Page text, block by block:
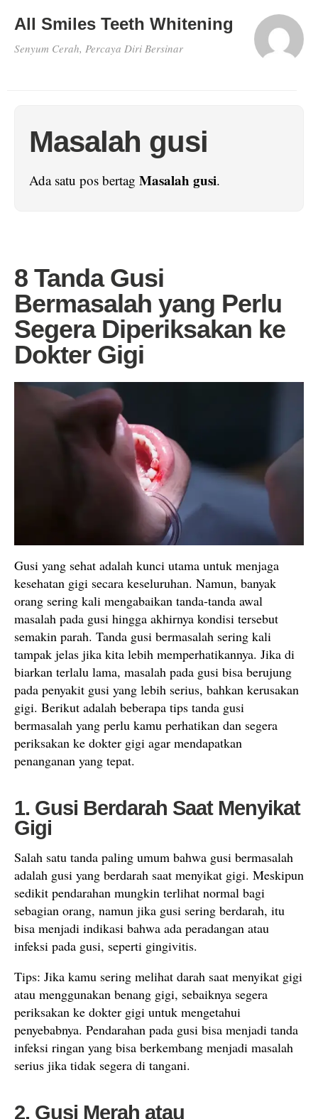
All Smiles Teeth Whitening
Senyum Cerah, Percaya Diri Bersinar
Masalah gusi
Ada satu pos bertag Masalah gusi.
8 Tanda Gusi
Bermasalah yang Perlu
Segera Diperiksakan ke
Dokter Gigi
Gusi yang sehat adalah kunci utama untuk menjaga
kesehatan gigi secara keseluruhan. Namun, banyak
orang sering kali mengabaikan tanda-tanda awal
masalah pada gusi hingga akhirnya kondisi tersebut
semakin parah. Tanda gusi bermasalah sering kali
tampak jelas jika kita lebih memperhatikannya. Jika di
biarkan terlalu lama, masalah pada gusi bisa berujung
pada penyakit gusi yang lebih serius, bahkan kerusakan
gigi. Berikut adalah beberapa tips tanda gusi
bermasalah yang perlu kamu perhatikan dan segera
periksakan ke dokter gigi agar mendapatkan
penanganan yang tepat.
1. Gusi Berdarah Saat Menyikat
Gigi
Salah satu tanda paling umum bahwa gusi bermasalah
adalah gusi yang berdarah saat menyikat gigi. Meskipun
sedikit pendarahan mungkin terlihat normal bagi
sebagian orang, namun jika gusi sering berdarah, itu
bisa menjadi indikasi bahwa ada peradangan atau
infeksi pada gusi, seperti gingivitis.
Tips: Jika kamu sering melihat darah saat menyikat gigi
atau menggunakan benang gigi, sebaiknya segera
periksakan ke dokter gigi untuk mengetahui
penyebabnya. Pendarahan pada gusi bisa menjadi tanda
infeksi ringan yang bisa berkembang menjadi masalah
serius jika tidak segera di tangani.
2. Gusi Merah atau